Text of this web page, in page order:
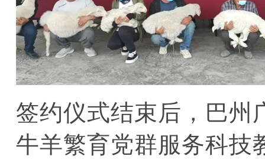
签约仪式结束后，巴州
牛羊繁育党群服务科技